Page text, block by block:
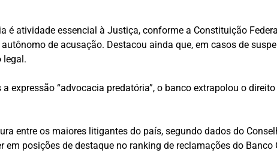
é atividade essencial à Justiça, conforme a Constituição
de acusação. Destacou ainda que, em casos de
legal.
expressão “advocacia predatória”, o banco extrapolou o
entre os maiores litigantes do país, segundo dados do
em posições de destaque no ranking de reclamações do Banco